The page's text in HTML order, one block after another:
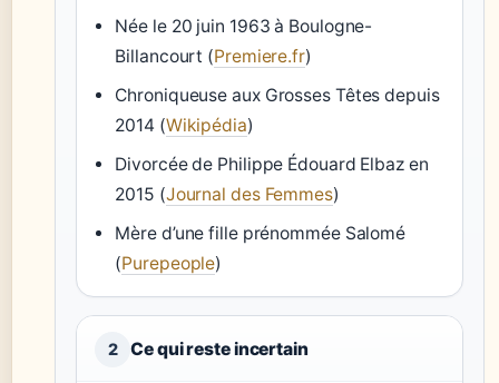
Née le 20 juin 1963 à Boulogne-
Billancourt (Premiere.fr)
Chroniqueuse aux Grosses Têtes depuis
2014 (Wikipédia)
Divorcée de Philippe Édouard Elbaz en
2015 (Journal des Femmes)
Mère d’une fille prénommée Salomé
(Purepeople)
2 Ce qui reste incertain